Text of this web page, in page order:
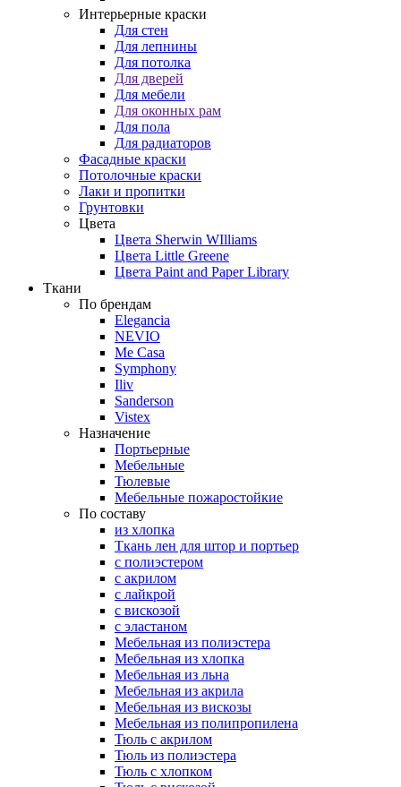
Интерьерные краски
Для стен
Для лепнины
Для потолка
Для дверей
Для мебели
Для оконных рам
Для пола
Для радиаторов
Фасадные краски
Потолочные краски
Лаки и пропитки
Грунтовки
Цвета
Цвета Sherwin WIlliams
Цвета Little Greene
Цвета Paint and Paper Library
Ткани
По брендам
Elegancia
NEVIO
Me Casa
Symphony
Iliv
Sanderson
Vistex
Назначение
Портьерные
Мебельные
Тюлевые
Мебельные пожаростойкие
По составу
из хлопка
Ткань лен для штор и портьер
с полиэстером
с акрилом
с лайкрой
с вискозой
с эластаном
Мебельная из полиэстера
Мебельная из хлопка
Мебельная из льна
Мебельная из акрила
Мебельная из вискозы
Мебельная из полипропилена
Тюль с акрилом
Тюль из полиэстера
Тюль с хлопком